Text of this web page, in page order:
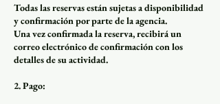
Todas las reservas están sujetas a disponibilidad
y confirmación por parte de la agencia.
Una vez confirmada la reserva, recibirá un
correo electrónico de confirmación con los
detalles de su actividad.
2. Pago: